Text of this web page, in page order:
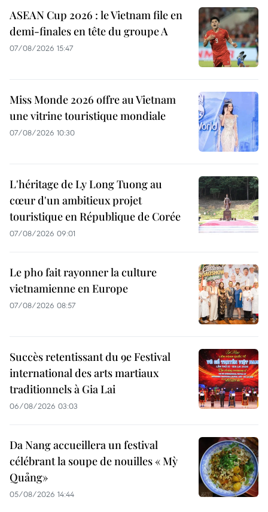
ASEAN Cup 2026 : le Vietnam file en
demi-finales en tête du groupe A
07/08/2026 15:47
Miss Monde 2026 offre au Vietnam
une vitrine touristique mondiale
07/08/2026 10:30
L'héritage de Ly Long Tuong au
cœur d'un ambitieux projet
touristique en République de Corée
07/08/2026 09:01
Le pho fait rayonner la culture
vietnamienne en Europe
07/08/2026 08:57
Succès retentissant du 9e Festival
international des arts martiaux
traditionnels à Gia Lai
06/08/2026 03:03
Da Nang accueillera un festival
célébrant la soupe de nouilles « Mỳ
Quảng»
05/08/2026 14:44